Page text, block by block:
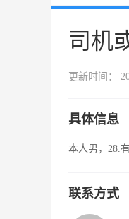
司机
更新时间：
具体信息
本人男，28.
联系方式